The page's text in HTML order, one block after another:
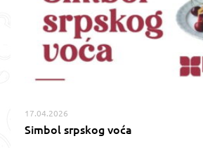
17.04.2026
Simbol srpskog voća